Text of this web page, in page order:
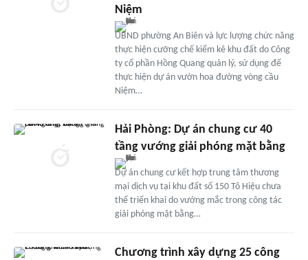
Niệm
UBND phường An Biên và lực lượng chức năng
thực hiện cưỡng chế kiểm kê khu đất do Công
ty cổ phần Hồng Quang quản lý, sử dụng để
thực hiện dự án vườn hoa đường vòng cầu
Niệm…
Hải Phòng: Dự án chung cư 40
tầng vướng giải phóng mặt bằng
Dự án chung cư kết hợp trung tâm thương
mại dịch vụ tại khu đất số 150 Tô Hiệu chưa
thể triển khai do vướng mắc trong công tác
giải phóng mặt bằng…
Chương trình xây dựng 25 công